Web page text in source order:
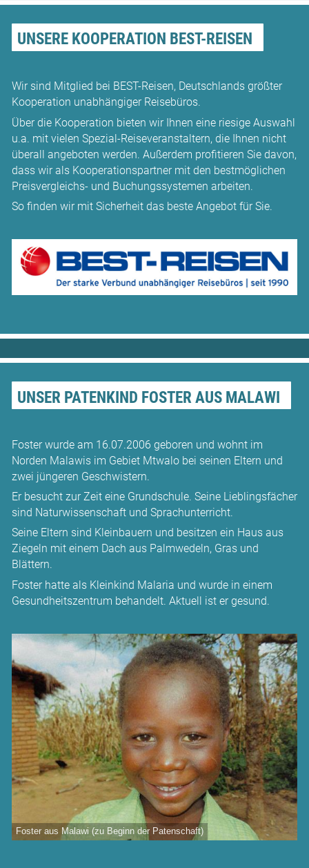
UNSERE KOOPERATION BEST-REISEN
Wir sind Mitglied bei BEST-Reisen, Deutschlands größter
Kooperation unabhängiger Reisebüros.
Über die Kooperation bieten wir Ihnen eine riesige Auswahl
u.a. mit vielen Spezial-Reiseveranstaltern, die Ihnen nicht
überall angeboten werden. Außerdem profitieren Sie davon,
dass wir als Kooperationspartner mit den bestmöglichen
Preisvergleichs- und Buchungssystemen arbeiten.
So finden wir mit Sicherheit das beste Angebot für Sie.
UNSER PATENKIND FOSTER AUS MALAWI
Foster wurde am 16.07.2006 geboren und wohnt im
Norden Malawis im Gebiet Mtwalo bei seinen Eltern und
zwei jüngeren Geschwistern.
Er besucht zur Zeit eine Grundschule. Seine Lieblingsfächer
sind Natur­wissenschaft und Sprach­unterricht.
Seine Eltern sind Klein­bauern und besitzen ein Haus aus
Ziegeln mit einem Dach aus Palmwedeln, Gras und
Blättern.
Foster hatte als Kleinkind Malaria und wurde in einem
Gesund­heitszentrum behandelt. Aktuell ist er gesund.
Foster aus Malawi (zu Beginn der Patenschaft)